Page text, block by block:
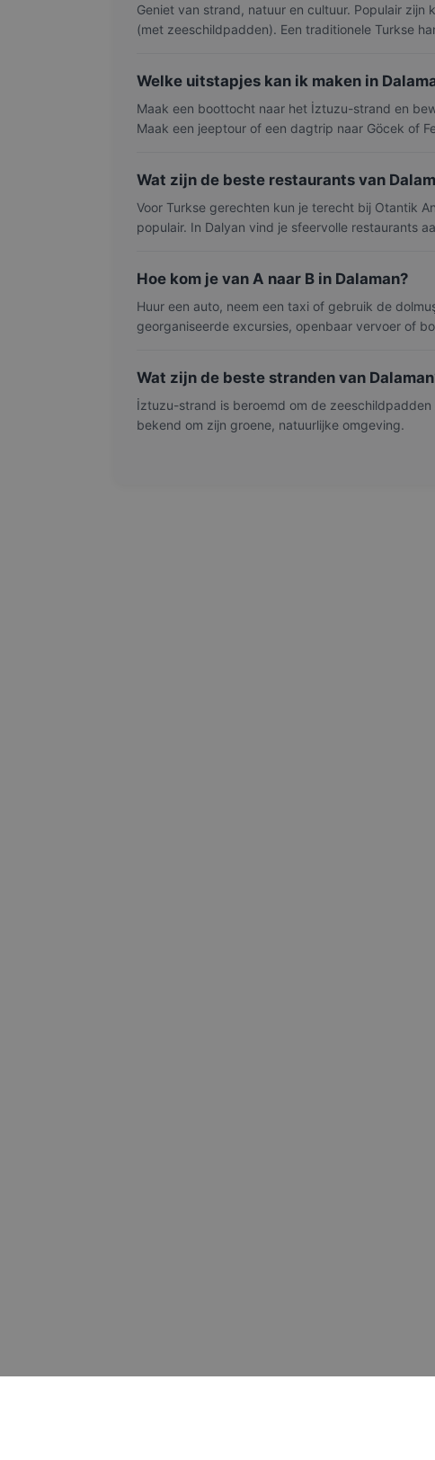
Geniet van strand, natuur en cultuur. Populair
(met zeeschildpadden). Een traditionele Turkse
Welke uitstapjes kan ik maken in
Maak een boottocht naar het İztuzu-strand en
Maak een jeeptour of een dagtrip naar Göcek of
Wat zijn de beste restaurants van
Voor Turkse gerechten kun je terecht bij Otantik
populair. In Dalyan vind je sfeervolle restaurants
Hoe kom je van A naar B in Dalaman?
Huur een auto, neem een taxi of gebruik de
georganiseerde excursies, openbaar vervoer of
Wat zijn de beste stranden van
İztuzu-strand is beroemd om de
bekend om zijn groene, natuurlijke omgeving.